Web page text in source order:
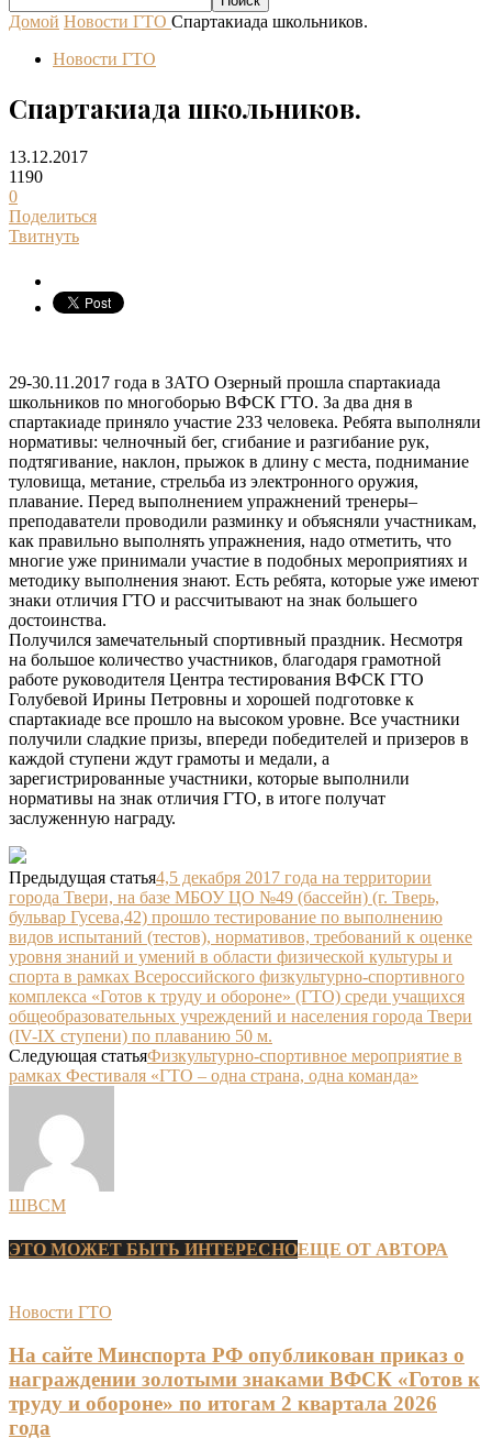
Домой Новости ГТО Спартакиада школьников.
Новости ГТО
Спартакиада школьников.
13.12.2017
1190
0
Поделиться
Твитнуть
29-30.11.2017 года в ЗАТО Озерный прошла спартакиада
школьников по многоборью ВФСК ГТО. За два дня в
спартакиаде приняло участие 233 человека. Ребята выполняли
нормативы: челночный бег, сгибание и разгибание рук,
подтягивание, наклон, прыжок в длину с места, поднимание
туловища, метание, стрельба из электронного оружия,
плавание. Перед выполнением упражнений тренеры–
преподаватели проводили разминку и объясняли участникам,
как правильно выполнять упражнения, надо отметить, что
многие уже принимали участие в подобных мероприятиях и
методику выполнения знают. Есть ребята, которые уже имеют
знаки отличия ГТО и рассчитывают на знак большего
достоинства.
Получился замечательный спортивный праздник. Несмотря
на большое количество участников, благодаря грамотной
работе руководителя Центра тестирования ВФСК ГТО
Голубевой Ирины Петровны и хорошей подготовке к
спартакиаде все прошло на высоком уровне. Все участники
получили сладкие призы, впереди победителей и призеров в
каждой ступени ждут грамоты и медали, а
зарегистрированные участники, которые выполнили
нормативы на знак отличия ГТО, в итоге получат
заслуженную награду.
Предыдущая статья4,5 декабря 2017 года на территории
города Твери, на базе МБОУ ЦО №49 (бассейн) (г. Тверь,
бульвар Гусева,42) прошло тестирование по выполнению
видов испытаний (тестов), нормативов, требований к оценке
уровня знаний и умений в области физической культуры и
спорта в рамках Всероссийского физкультурно-спортивного
комплекса «Готов к труду и обороне» (ГТО) среди учащихся
общеобразовательных учреждений и населения города Твери
(IV-IX ступени) по плаванию 50 м.
Следующая статьяФизкультурно-спортивное мероприятие в
рамках Фестиваля «ГТО – одна страна, одна команда»
ШВСМ
ЭТО МОЖЕТ БЫТЬ ИНТЕРЕСНОЕЩЕ ОТ АВТОРА
Новости ГТО
На сайте Минспорта РФ опубликован приказ о
награждении золотыми знаками ВФСК «Готов к
труду и обороне» по итогам 2 квартала 2026
года